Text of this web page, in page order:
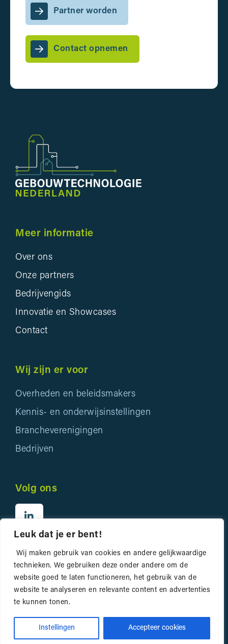
Leuk dat je er bent!
Wij maken gebruik van cookies en andere gelijkwaardige
technieken. We gebruiken deze onder andere om de
website goed te laten functioneren, het gebruik van de
website te analyseren en relevante content en advertenties
te kunnen tonen.
Instellingen Accepteer cookies
Partner worden
Contact opnemen
Meer informatie
Over ons
Onze partners
Bedrijvengids
Innovatie en Showcases
Contact
Wij zijn er voor
Overheden en beleidsmakers
Kennis- en onderwijsinstellingen
Brancheverenigingen
Bedrijven
Volg ons
Privacyverklaring
Website doorBonsai media